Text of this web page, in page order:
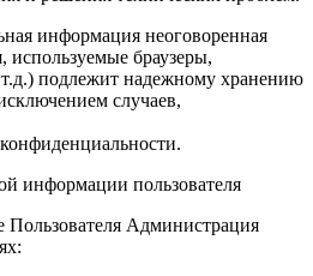
информация неоговоренная
браузеры,
подлежит надежному хранению
случаев,
информации пользователя
Администрация